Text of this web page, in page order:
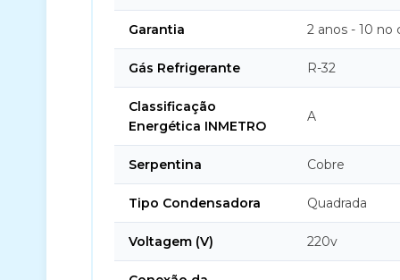
Garantia 2 anos - 10 no
Gás Refrigerante R-32
Classificação
Energética INMETRO
A
Serpentina Cobre
Tipo Condensadora Quadrada
Voltagem (V) 220v